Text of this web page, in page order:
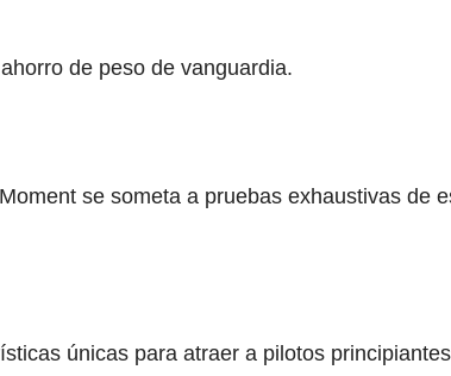
de peso de vanguardia.
se someta a pruebas exhaustivas de
únicas para atraer a pilotos